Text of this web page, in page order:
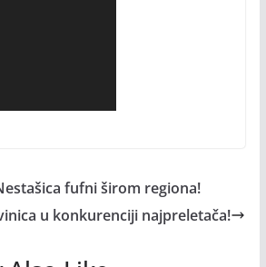
fufni širom regiona!
u konkurenciji najpreletača!